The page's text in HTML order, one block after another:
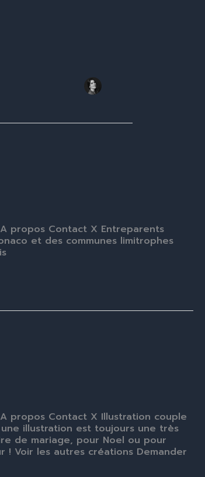
propos Contact X Entreparents
et des communes limitrophes
propos Contact X Illustration couple
illustration est toujours une très
de mariage, pour Noel ou pour
Voir les autres créations Demander